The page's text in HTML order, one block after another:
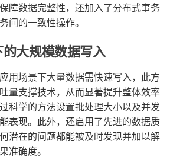
障数据完整性，还加入了分布式事务
间的一致性操作。
大规模数据写入
用场景下大量数据需快速写入，此方
量支撑技术，从而显著提升整体效率
科学的方法设置批处理大小以及并发
表现。此外，还启用了先进的数据质
潜在的问题都能被及时发现并加以解
准确度。